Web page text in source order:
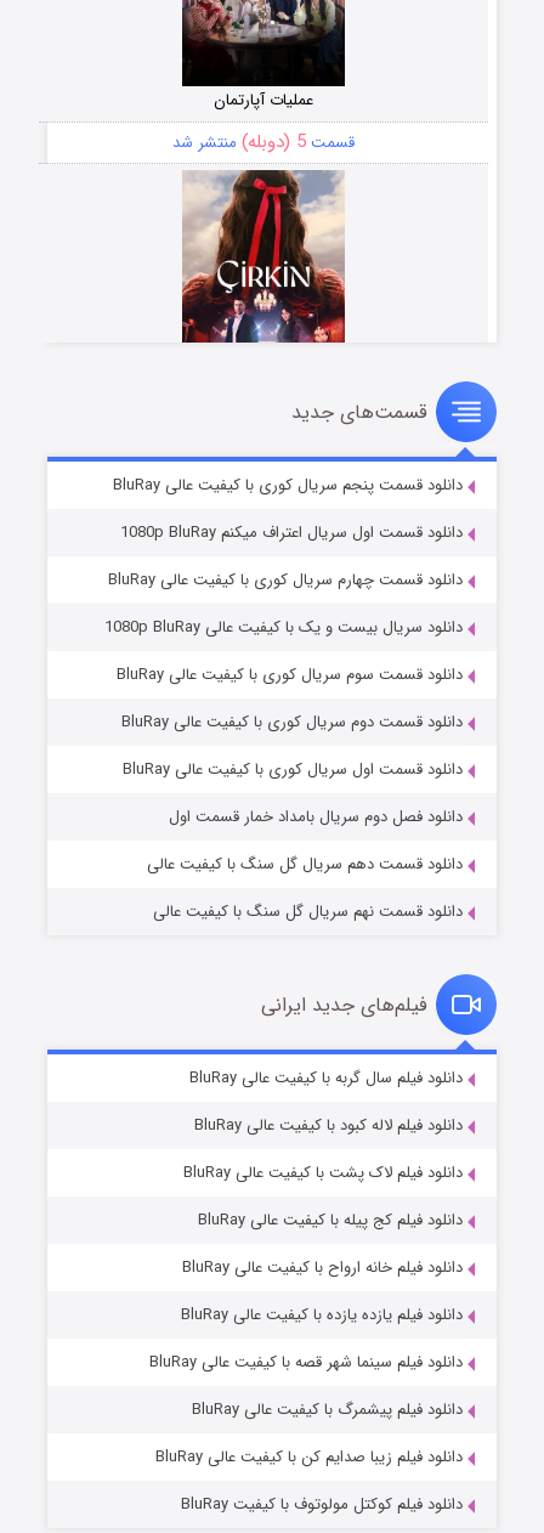
عملیات آپارتمان
قسمت5 (دوبله) منتشر شد
سریال زشت
قسمت2 (زیرنویس) منتشر شد
مردگان متحرک: شهر مرده ۳
قسمت2 (زیرنویس) منتشر شد
قسمت7 (زیرنویس) منتشر شد
قسمت‌های جدید
دانلود قسمت پنجم سریال کوری با کیفیت عالی BluRay
دانلود قسمت اول سریال اعتراف میکنم 1080p BluRay
دانلود قسمت چهارم سریال کوری با کیفیت عالی BluRay
دانلود سریال بیست و یک با کیفیت عالی 1080p BluRay
دانلود قسمت سوم سریال کوری با کیفیت عالی BluRay
دانلود قسمت دوم سریال کوری با کیفیت عالی BluRay
دانلود قسمت اول سریال کوری با کیفیت عالی BluRay
دانلود فصل دوم سریال بامداد خمار قسمت اول
دانلود قسمت دهم سریال گل سنگ با کیفیت عالی
دانلود قسمت نهم سریال گل سنگ با کیفیت عالی
فیلم‌های جدید ایرانی
دانلود فیلم سال گربه با کیفیت عالی BluRay
دانلود فیلم لاله کبود با کیفیت عالی BluRay
دانلود فیلم لاک پشت با کیفیت عالی BluRay
دانلود فیلم کج‌ پیله با کیفیت عالی BluRay
دانلود فیلم خانه ارواح با کیفیت عالی BluRay
دانلود فیلم یازده یازده با کیفیت عالی BluRay
دانلود فیلم سینما شهر قصه با کیفیت عالی BluRay
دانلود فیلم پیشمرگ با کیفیت عالی BluRay
دانلود فیلم زیبا صدایم کن با کیفیت عالی BluRay
دانلود فیلم کوکتل مولوتوف با کیفیت BluRay